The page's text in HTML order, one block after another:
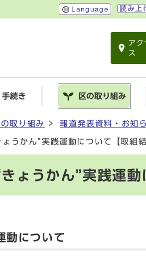
Language 読み上
アク
ス
手続き 区の取り組み
の取り組み 報道発表資料・お知
うかん”実践運動について【取組結
ょうかん”実践運動
動について